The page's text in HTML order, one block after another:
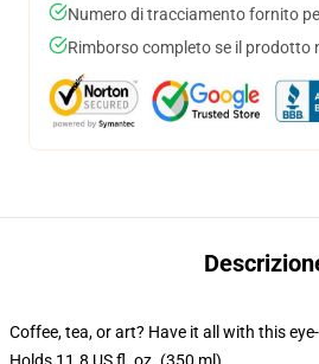
Numero di tracciamento fornito
Rimborso completo se il prodotto
Coffee, tea, or art? Have it all with this